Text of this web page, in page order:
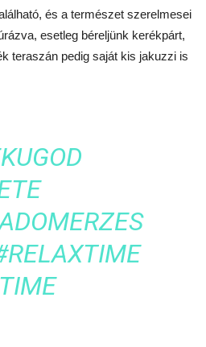
és a természet szerelmesei
esetleg béreljünk kerékpárt,
teraszán pedig saját kis jakuzzi is